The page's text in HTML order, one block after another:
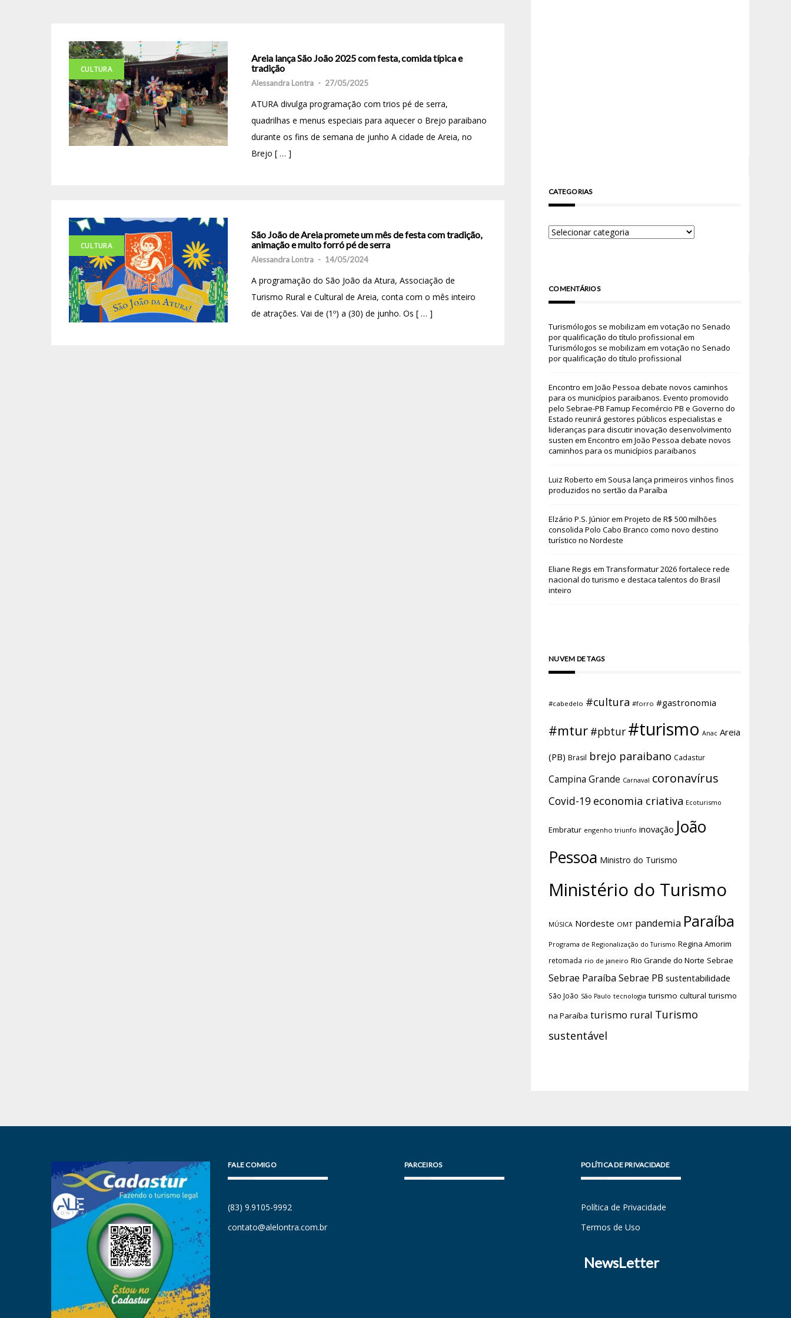
CULTURA
Areia lança São João 2025 com festa, comida típica e
tradição
Alessandra Lontra - 27/05/2025
ATURA divulga programação com trios pé de serra,
quadrilhas e menus especiais para aquecer o Brejo paraibano
durante os fins de semana de junho A cidade de Areia, no
Brejo [ … ]
CULTURA
São João de Areia promete um mês de festa com tradição,
animação e muito forró pé de serra
Alessandra Lontra - 14/05/2024
A programação do São João da Atura, Associação de
Turismo Rural e Cultural de Areia, conta com o mês inteiro
de atrações. Vai de (1º) a (30) de junho. Os [ … ]
CATEGORIAS
COMENTÁRIOS
Turismólogos se mobilizam em votação no Senado
por qualificação do título profissional em
Turismólogos se mobilizam em votação no Senado
por qualificação do título profissional
Encontro em João Pessoa debate novos caminhos
para os municípios paraibanos. Evento promovido
pelo Sebrae-PB Famup Fecomércio PB e Governo do
Estado reunirá gestores públicos especialistas e
lideranças para discutir inovação desenvolvimento
susten em Encontro em João Pessoa debate novos
caminhos para os municípios paraibanos
Luiz Roberto em Sousa lança primeiros vinhos finos
produzidos no sertão da Paraíba
Elzário P.S. Júniorem Projeto de R$ 500 milhões
consolida Polo Cabo Branco como novo destino
turístico no Nordeste
Eliane Regis em Transformatur 2026 fortalece rede
nacional do turismo e destaca talentos do Brasil
inteiro
NUVEM DE TAGS
#cabedelo #cultura #forro #gastronomia
#mtur #pbtur #turismo Anac Areia
(PB) Brasil brejo paraibano Cadastur
Campina Grande Carnaval coronavírus
Covid-19 economia criativa Ecoturismo
Embratur engenho triunfo inovação João
Pessoa Ministro do Turismo
Ministério do Turismo
MÚSICA Nordeste OMT pandemia Paraíba
Programa de Regionalização do Turismo Regina Amorim
retomada rio de janeiro Rio Grande do Norte Sebrae
Sebrae Paraíba Sebrae PB sustentabilidade
São João São Paulo tecnologia turismo cultural turismo
na Paraíba turismo rural Turismo
sustentável
FALE COMIGO
(83) 9.9105-9992
contato@alelontra.com.br
PARCEIROS POLÍTICA DE PRIVACIDADE
Política de Privacidade
Termos de Uso
NewsLetter